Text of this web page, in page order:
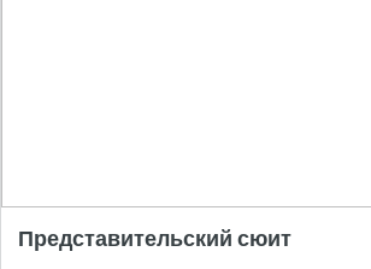
Представительский сюит